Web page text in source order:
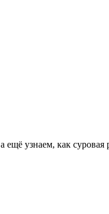
узнаем, как суровая